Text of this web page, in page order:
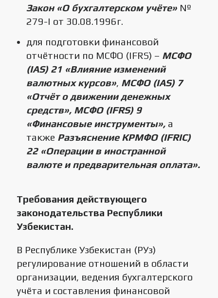
Закон «О бухгалтерском учёте»№
279-I от 30.08.1996г.
для подготовки финансовой
отчётности по МСФО (IFRS) – МСФО
(IAS) 21 «Влияние изменений
валютных курсов», МСФО (IAS) 7
«Отчёт о движении денежных
средств», МСФО (IFRS) 9
«Финансовые инструменты», а
также Разъяснение КРМФО (IFRIC)
22 «Операции в иностранной
валюте и предварительная оплата».
Требования действующего
законодательства Республики
Узбекистан.
В Республике Узбекистан (РУз)
регулирование отношений в области
организации, ведения бухгалтерского
учёта и составления финансовой